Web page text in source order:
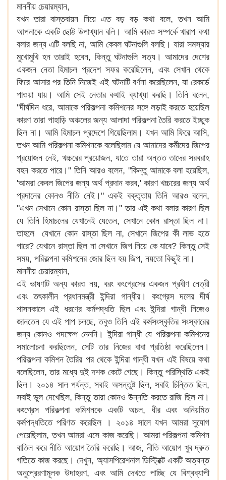
মাননীয় চেয়ারম্যান,
যখন তারা বাস্তবায়ন নিয়ে এত বড় বড় কথা বলে, তখন আমি
আপনাকে একটি ছোট্ট উপাখ্যান বলি। আমি কারও সম্পর্কে খারাপ কথা
বলার জন্য এটি বলছি না, আমি কেবল ঘটনাগুলি বলছি। যারা সমস্যার
মুখোমুখি হন তারাই হবেন, কিন্তু ঘটনাগুলি সত্য। আমাদের দেশের
একজন নেতা হিমাচল প্রদেশ সফর করেছিলেন, এবং সেখান থেকে
ফিরে আসার পর তিনি নিজেই এই ঘটনাটি বর্ণনা করেছিলেন, যা রেকর্ডে
পাওয়া যায়। আমি সেই নেতার কথাই ব্যাখ্যা করছি। তিনি বলেন,
"দীর্ঘদিন ধরে, আমাকে পরিকল্পনা কমিশনের সঙ্গে লড়াই করতে হয়েছিল
কারণ তারা পাহাড়ি অঞ্চলের জন্য আলাদা পরিকল্পনা তৈরি করতে ইচ্ছুক
ছিল না। আমি হিমাচল প্রদেশে গিয়েছিলাম। যখন আমি ফিরে আসি,
তখন আমি পরিকল্পনা কমিশনকে বলেছিলাম যে আমাদের কর্মীদের জিপের
প্রয়োজন নেই, খচ্চরের প্রয়োজন, যাতে তারা অন্তত তাদের সরবরাহ
বহন করতে পারে।" তিনি আরও বলেন, "কিন্তু আমাকে বলা হয়েছিল,
'আমরা কেবল জিপের জন্য অর্থ প্রদান করব,' কারণ খচ্চরের জন্য অর্থ
প্রদানের কোনও নীতি নেই।" একই বক্তৃতায় তিনি আরও বলেন,
"এখন সেখানে কোন রাস্তা ছিল না।" তার এই কথা বলার কারণ ছিল
যে তিনি হিমাচলের যেখানেই যেতেন, সেখানে কোন রাস্তা ছিল না।
তাহলে যেখানে কোন রাস্তা ছিল না, সেখানে জিপের কী লাভ হতে
পারে? যেখানে রাস্তা ছিল না সেখানে জিপ নিয়ে কে যাবে? কিন্তু সেই
সময়, পরিকল্পনা কমিশনের জোর ছিল হয় জিপ, নয়তো কিছুই না।
মাননীয় চেয়ারম্যান,
এই ভাষণটি অন্য কারও নয়, বরং কংগ্রেসের একজন প্রবীণ নেত্রী
এবং তৎকালীন প্রধানমন্ত্রী ইন্দিরা গান্ধীর। কংগ্রেস দলের দীর্ঘ
শাসনকালে এই ধরণের কর্মপদ্ধতি ছিল এবং ইন্দিরা গান্ধী নিজেও
জানতেন যে এই পাপ চলছে, তবুও তিনি এই কর্মসংস্কৃতির সংস্কারের
জন্য কোনও পদক্ষেপ নেননি। ইন্দিরা গান্ধী যে পরিকল্পনা কমিশনের
সমালোচনা করছিলেন, সেটি তার নিজের বাবা প্রতিষ্ঠা করেছিলেন।
পরিকল্পনা কমিশন তৈরির পর থেকে ইন্দিরা গান্ধী যখন এই বিষয়ে কথা
বলেছিলেন, তার মধ্যে দুই দশক কেটে গেছে। কিন্তু পরিস্থিতি একই
ছিল। ২০১৪ সাল পর্যন্ত, সবাই অসন্তুষ্ট ছিল, সবাই চিন্তিত ছিল,
সবাই ভুল দেখেছিল, কিন্তু তারা কোনও উন্নতি করতে রাজি ছিল না।
কংগ্রেস পরিকল্পনা কমিশনকে একটি অচল, ধীর এবং অনিয়মিত
কর্মপদ্ধতিতে পরিণত করেছিল । ২০১৪ সালে যখন আমরা সুযোগ
পেয়েছিলাম, তখন আমরা এসে কাজ করেছি। আমরা পরিকল্পনা কমিশন
বাতিল করে নীতি আয়োগ তৈরি করেছি। আজ, নীতি আয়োগ খুব দ্রুত
গতিতে কাজ করছে। দেখুন, অ্যাসপিরেশনাল ডিস্ট্রিক্ট একটি অত্যন্ত
অনুপ্রেরণামূলক উদাহরণ, এবং আমি দেখতে পাচ্ছি যে বিশ্বব্যাপী